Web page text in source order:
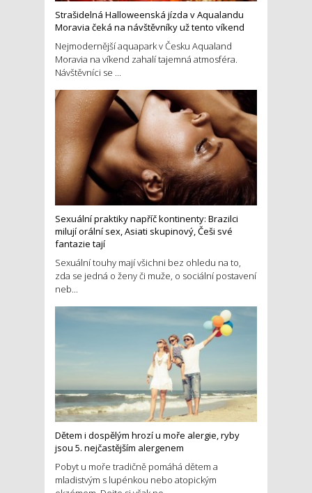
Strašidelná Halloweenská jízda v Aqualandu
Moravia čeká na návštěvníky už tento víkend
Nejmodernější aquapark v Česku Aqualand
Moravia na víkend zahalí tajemná atmosféra.
Návštěvníci se ...
Sexuální praktiky napříč kontinenty: Brazilci
milují orální sex, Asiati skupinový, Češi své
fantazie tají
Sexuální touhy mají všichni bez ohledu na to,
zda se jedná o ženy či muže, o sociální postavení
neb...
Dětem i dospělým hrozí u moře alergie, ryby
jsou 5. nejčastějším alergenem
Pobyt u moře tradičně pomáhá dětem a
mladistvým s lupénkou nebo atopickým